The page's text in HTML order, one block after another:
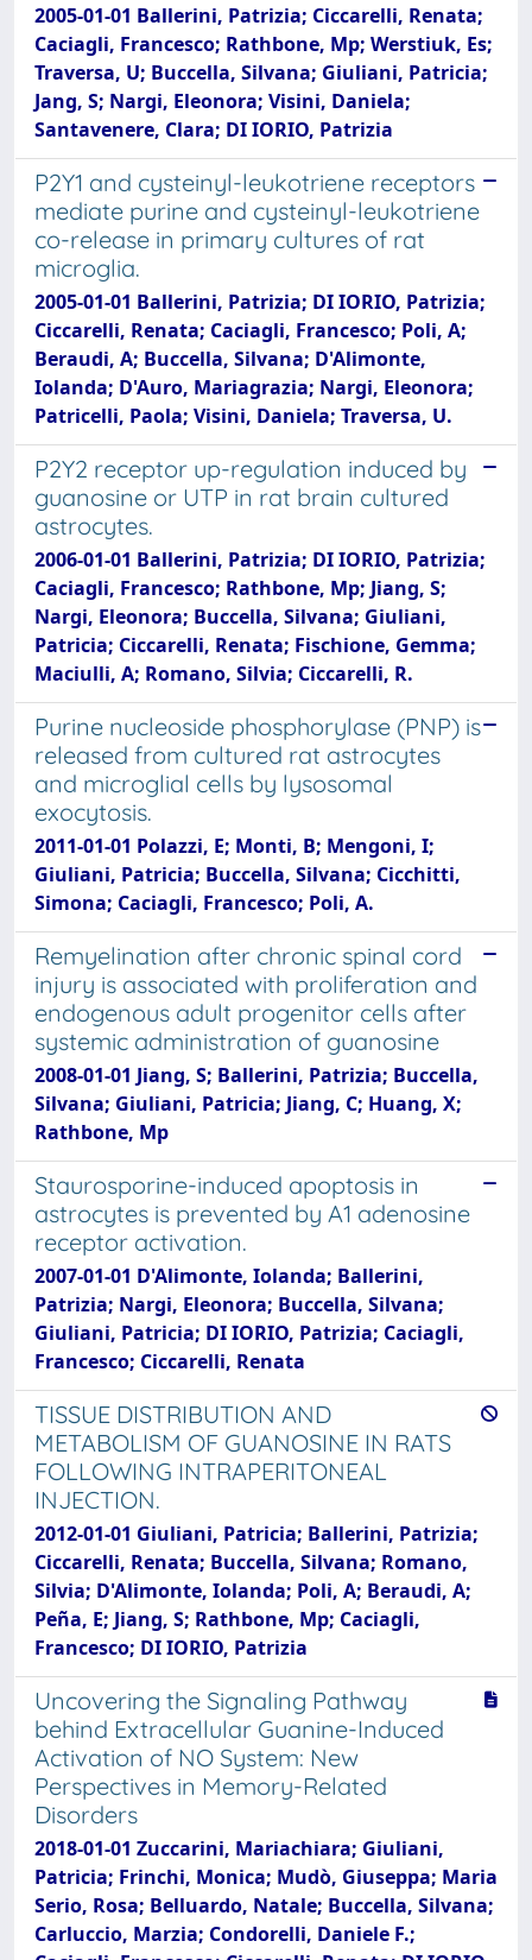
2005-01-01 Ballerini, Patrizia; Ciccarelli, Renata;
Caciagli, Francesco; Rathbone, Mp; Werstiuk, Es;
Traversa, U; Buccella, Silvana; Giuliani, Patricia;
Jang, S; Nargi, Eleonora; Visini, Daniela;
Santavenere, Clara; DI IORIO, Patrizia
P2Y1 and cysteinyl-leukotriene receptors
mediate purine and cysteinyl-leukotriene
co-release in primary cultures of rat
microglia.
2005-01-01 Ballerini, Patrizia; DI IORIO, Patrizia;
Ciccarelli, Renata; Caciagli, Francesco; Poli, A;
Beraudi, A; Buccella, Silvana; D'Alimonte,
Iolanda; D'Auro, Mariagrazia; Nargi, Eleonora;
Patricelli, Paola; Visini, Daniela; Traversa, U.
P2Y2 receptor up-regulation induced by
guanosine or UTP in rat brain cultured
astrocytes.
2006-01-01 Ballerini, Patrizia; DI IORIO, Patrizia;
Caciagli, Francesco; Rathbone, Mp; Jiang, S;
Nargi, Eleonora; Buccella, Silvana; Giuliani,
Patricia; Ciccarelli, Renata; Fischione, Gemma;
Maciulli, A; Romano, Silvia; Ciccarelli, R.
Purine nucleoside phosphorylase (PNP) is
released from cultured rat astrocytes
and microglial cells by lysosomal
exocytosis.
2011-01-01 Polazzi, E; Monti, B; Mengoni, I;
Giuliani, Patricia; Buccella, Silvana; Cicchitti,
Simona; Caciagli, Francesco; Poli, A.
Remyelination after chronic spinal cord
injury is associated with proliferation and
endogenous adult progenitor cells after
systemic administration of guanosine
2008-01-01 Jiang, S; Ballerini, Patrizia; Buccella,
Silvana; Giuliani, Patricia; Jiang, C; Huang, X;
Rathbone, Mp
Staurosporine-induced apoptosis in
astrocytes is prevented by A1 adenosine
receptor activation.
2007-01-01 D'Alimonte, Iolanda; Ballerini,
Patrizia; Nargi, Eleonora; Buccella, Silvana;
Giuliani, Patricia; DI IORIO, Patrizia; Caciagli,
Francesco; Ciccarelli, Renata
TISSUE DISTRIBUTION AND
METABOLISM OF GUANOSINE IN RATS
FOLLOWING INTRAPERITONEAL
INJECTION.
2012-01-01 Giuliani, Patricia; Ballerini, Patrizia;
Ciccarelli, Renata; Buccella, Silvana; Romano,
Silvia; D'Alimonte, Iolanda; Poli, A; Beraudi, A;
Peña, E; Jiang, S; Rathbone, Mp; Caciagli,
Francesco; DI IORIO, Patrizia
Uncovering the Signaling Pathway
behind Extracellular Guanine-Induced
Activation of NO System: New
Perspectives in Memory-Related
Disorders
2018-01-01 Zuccarini, Mariachiara; Giuliani,
Patricia; Frinchi, Monica; Mudò, Giuseppa; Maria
Serio, Rosa; Belluardo, Natale; Buccella, Silvana;
Carluccio, Marzia; Condorelli, Daniele F.;